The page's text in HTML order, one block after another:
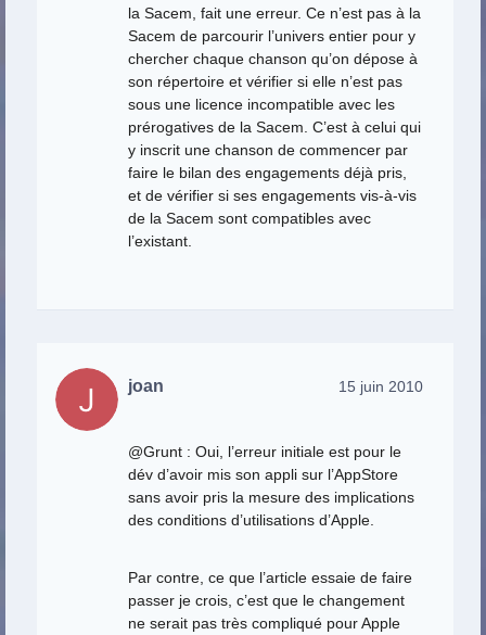
la Sacem, fait une erreur. Ce n’est pas à la
Sacem de parcourir l’univers entier pour y
chercher chaque chanson qu’on dépose à
son répertoire et vérifier si elle n’est pas
sous une licence incompatible avec les
prérogatives de la Sacem. C’est à celui qui
y inscrit une chanson de commencer par
faire le bilan des engagements déjà pris,
et de vérifier si ses engagements vis-à-vis
de la Sacem sont compatibles avec
l’existant.
joan 15 juin 2010
@Grunt : Oui, l’erreur initiale est pour le
dév d’avoir mis son appli sur l’AppStore
sans avoir pris la mesure des implications
des conditions d’utilisations d’Apple.
Par contre, ce que l’article essaie de faire
passer je crois, c’est que le changement
ne serait pas très compliqué pour Apple